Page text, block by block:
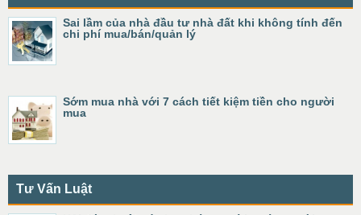
Sai lầm của nhà đầu tư nhà đất khi không tính đến
chi phí mua/bán/quản lý
Sớm mua nhà với 7 cách tiết kiệm tiền cho người
mua
Tư Vấn Luật